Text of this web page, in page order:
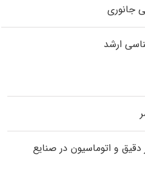
جانوری
ارشد
و اتوماسیون در صنایع